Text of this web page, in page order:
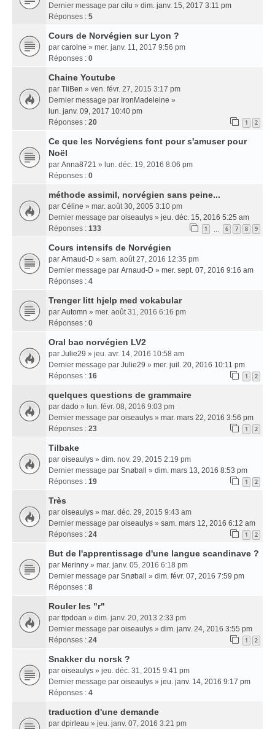
Dernier message par cilu » dim. janv. 15, 2017 3:11 pm
Réponses : 5
Cours de Norvégien sur Lyon ?
par carolne » mer. janv. 11, 2017 9:56 pm
Réponses : 0
Chaine Youtube
par TiiBen » ven. févr. 27, 2015 3:17 pm
Dernier message par IronMadeleine »
lun. janv. 09, 2017 10:40 pm
Réponses : 20 1 2
Ce que les Norvégiens font pour s'amuser pour
Noël
par Anna8721 » lun. déc. 19, 2016 8:06 pm
Réponses : 0
méthode assimil, norvégien sans peine...
par Céline » mar. août 30, 2005 3:10 pm
Dernier message par oiseaulys » jeu. déc. 15, 2016 5:25 am
Réponses : 133 1 … 6 7 8 9
Cours intensifs de Norvégien
par Arnaud-D » sam. août 27, 2016 12:35 pm
Dernier message par Arnaud-D » mer. sept. 07, 2016 9:16 am
Réponses : 4
Trenger litt hjelp med vokabular
par Automn » mer. août 31, 2016 6:16 pm
Réponses : 0
Oral bac norvégien LV2
par Julie29 » jeu. avr. 14, 2016 10:58 am
Dernier message par Julie29 » mer. juil. 20, 2016 10:11 pm
Réponses : 16 1 2
quelques questions de grammaire
par dado » lun. févr. 08, 2016 9:03 pm
Dernier message par oiseaulys » mar. mars 22, 2016 3:56 pm
Réponses : 23 1 2
Tilbake
par oiseaulys » dim. nov. 29, 2015 2:19 pm
Dernier message par Snøball » dim. mars 13, 2016 8:53 pm
Réponses : 19 1 2
Très
par oiseaulys » mar. déc. 29, 2015 9:43 am
Dernier message par oiseaulys » sam. mars 12, 2016 6:12 am
Réponses : 24 1 2
But de l'apprentissage d'une langue scandinave ?
par Merinny » mar. janv. 05, 2016 6:18 pm
Dernier message par Snøball » dim. févr. 07, 2016 7:59 pm
Réponses : 8
Rouler les "r"
par ttpdoan » dim. janv. 20, 2013 2:33 pm
Dernier message par oiseaulys » dim. janv. 24, 2016 3:55 pm
Réponses : 24 1 2
Snakker du norsk ?
par oiseaulys » jeu. déc. 31, 2015 9:41 pm
Dernier message par oiseaulys » jeu. janv. 14, 2016 9:17 pm
Réponses : 4
traduction d'une demande
par dpirleau » jeu. janv. 07, 2016 3:21 pm